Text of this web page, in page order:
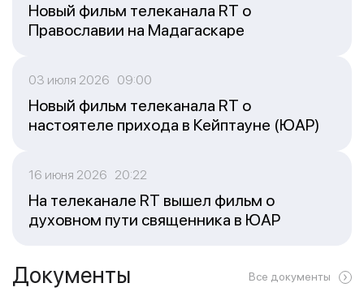
Новый фильм телеканала RT о
Православии на Мадагаскаре
03 июля 2026 09:00
Новый фильм телеканала RT о
настоятеле прихода в Кейптауне (ЮАР)
16 июня 2026 20:22
На телеканале RT вышел фильм о
духовном пути священника в ЮАР
Документы Все документы